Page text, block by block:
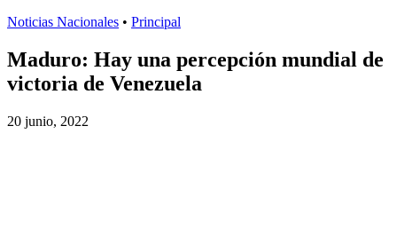
Noticias Nacionales • Principal
Maduro: Hay una percepción mundial de
victoria de Venezuela
20 junio, 2022